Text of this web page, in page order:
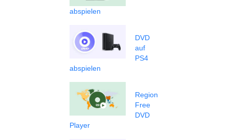
abspielen
DVD
auf
PS4
abspielen
Region
Free
DVD
Player